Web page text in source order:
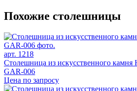
Похожие столешницы
арт. 1218
Столешница из искусственного камня
GAR-006
Цена по запросу